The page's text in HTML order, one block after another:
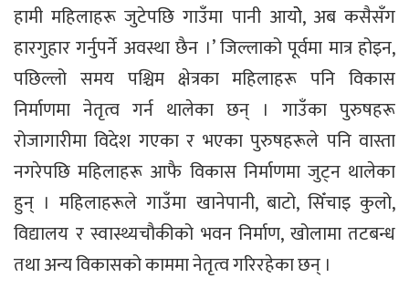
हामी महिलाहरू जुटेपछि गाउँमा पानी आयोे, अब कसैसँग
हारगुहार गर्नुपर्ने अवस्था छैन ।’ जिल्लाको पूर्वमा मात्र होइन,
पछिल्लो समय पश्चिम क्षेत्रका महिलाहरू पनि विकास
निर्माणमा नेतृत्व गर्न थालेका छन् । गाउँका पुरुषहरू
रोजागारीमा विदेश गएका र भएका पुरुषहरूले पनि वास्ता
नगरेपछि महिलाहरू आफै विकास निर्माणमा जुट्न थालेका
हुन् । महिलाहरूले गाउँमा खानेपानी, बाटो, सिँचाइ कुलो,
विद्यालय र स्वास्थ्यचौकीको भवन निर्माण, खोलामा तटबन्ध
तथा अन्य विकासको काममा नेतृत्व गरिरहेका छन् ।